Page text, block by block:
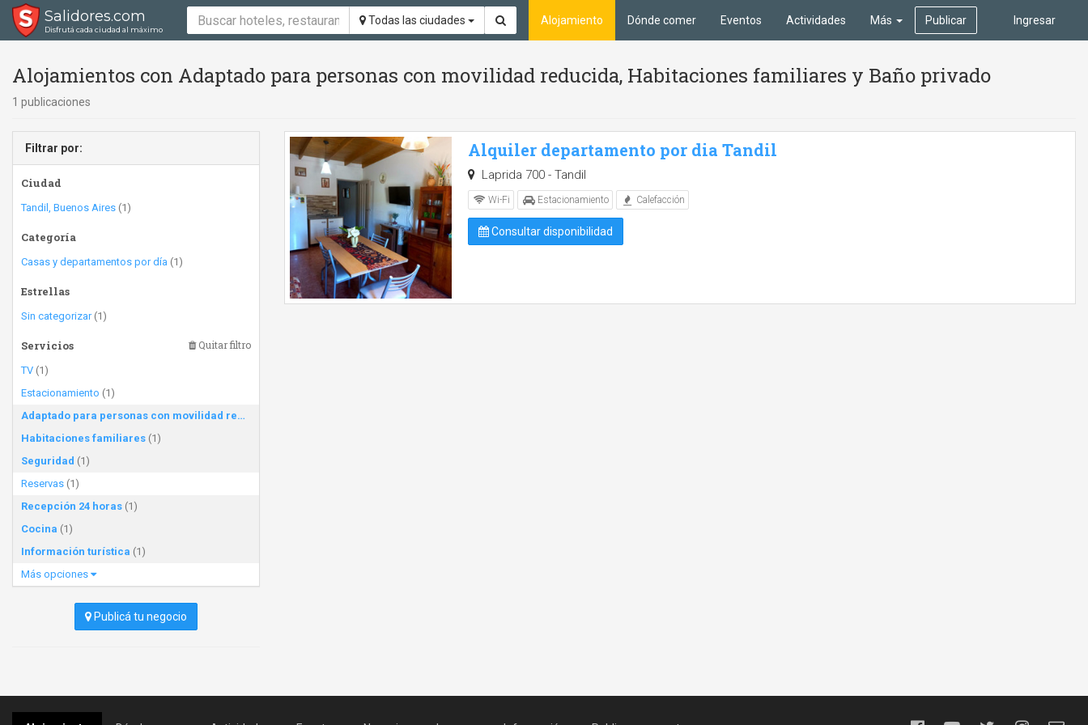
Salidores.com
Disfrutá cada ciudad al máximo
Todas las ciudades Ingresar
Alojamiento Dónde comer Eventos Actividades Más Publicar
Alojamientos con Adaptado para personas con movilidad reducida, Habitaciones familiares y Baño privado
1 publicaciones
Filtrar por:
Ciudad
Tandil, Buenos Aires (1)
Categoría
Casas y departamentos por día (1)
Estrellas
Sin categorizar(1)
Servicios Quitar filtro
TV (1)
Estacionamiento (1)
Adaptado para personas con movilidad reducida
Habitaciones familiares (1)
Seguridad (1)
Reservas (1)
Recepción 24 horas (1)
Cocina (1)
Información turística (1)
Más opciones
Publicá tu negocio
Alquiler departamento por dia Tandil
Laprida 700 - Tandil
Wi-Fi Estacionamiento Calefacción
Consultar disponibilidad